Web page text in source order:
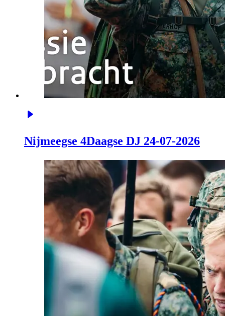
Nijmeegse 4Daagse DJ 24-07-2026